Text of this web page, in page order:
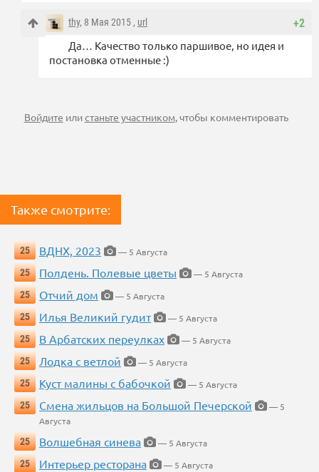
+2
thy, 8 Мая 2015 , url
Да… Качество только паршивое, но идея и
постановка отменные :)
Войдите илистаньте участником, чтобы комментировать
Также смотрите:
25 ВДНХ, 2023
— 5 Августа
25
Полдень. Полевые цветы
— 5 Августа
25
Отчий дом
— 5 Августа
25
Илья Великий гудит
— 5 Августа
25
В Арбатских переулках
— 5 Августа
25
Лодка с ветлой
— 5 Августа
25
Куст малины с бабочкой
— 5 Августа
25
Смена жильцов на Большой Печерской
— 5
Августа
25
Волшебная синева
— 5 Августа
25
Интерьер ресторана — 5 Августа